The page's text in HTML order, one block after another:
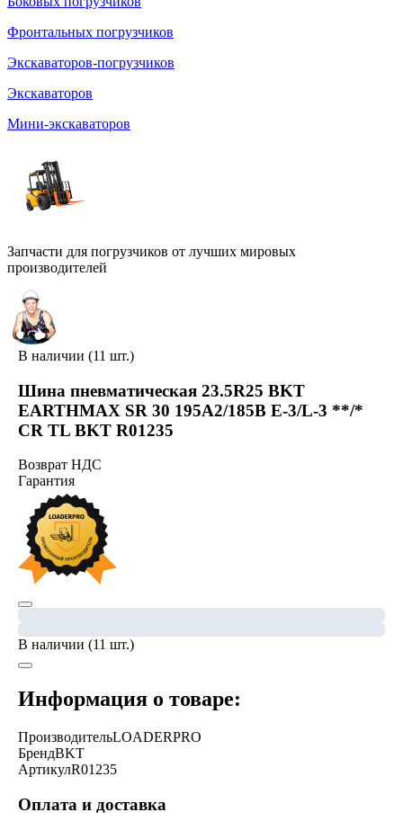
Фронтальных погрузчиков
Экскаваторов-погрузчиков
Экскаваторов
Мини-экскаваторов
Запчасти для погрузчиков от лучших мировых
производителей
В наличии (11 шт.)
Шина пневматическая 23.5R25 BKT
EARTHMAX SR 30 195A2/185B E-3/L-3 **/*
CR TL BKT R01235
Возврат НДС
Гарантия
В наличии (11 шт.)
Информация о товаре:
ПроизводительLOADERPRO
БрендBKT
АртикулR01235
Оплата и доставка